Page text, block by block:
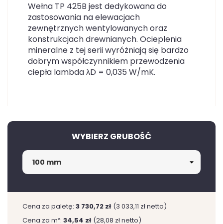
Wełna TP 425B jest dedykowana do
zastosowania na elewacjach
zewnętrznych wentylowanych oraz
konstrukcjach drewnianych. Ocieplenia
mineralne z tej serii wyróżniają się bardzo
dobrym współczynnikiem przewodzenia
ciepła lambda λD = 0,035 W/mK.
WYBIERZ GRUBOŚĆ
Cena za paletę: 3 730,72 zł (3 033,11 zł netto)
Cena za m²: 34,54 zł (28,08 zł netto)